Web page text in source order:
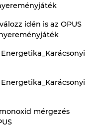
idén is az OPUS
Energetika_Karácsonyi
Energetika_Karácsonyi
monoxid mérgezés